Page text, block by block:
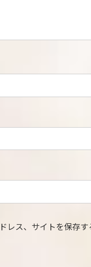
ス、サイトを保存す